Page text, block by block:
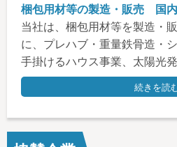
梱包用材等の製造・販売 国
当社は、梱包用材等を製造・
に、プレハブ・重量鉄骨造・
手掛けるハウス事業、太陽光
続きを読